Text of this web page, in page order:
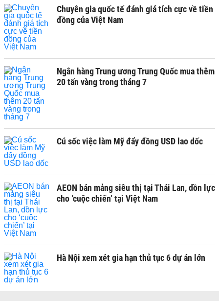
Chuyên gia quốc tế đánh giá tích cực về tiền
đồng của Việt Nam
Ngân hàng Trung ương Trung Quốc mua thêm
20 tấn vàng trong tháng 7
Cú sốc việc làm Mỹ đẩy đồng USD lao dốc
AEON bán mảng siêu thị tại Thái Lan, dồn lực
cho ‘cuộc chiến’ tại Việt Nam
Hà Nội xem xét gia hạn thủ tục 6 dự án lớn